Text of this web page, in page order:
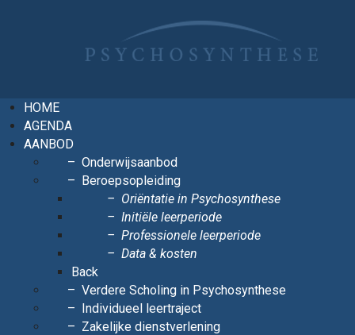
HOME
AGENDA
AANBOD
Onderwijsaanbod
Beroepsopleiding
Oriëntatie in Psychosynthese
Initiële leerperiode
Professionele leerperiode
Data & kosten
Back
Verdere Scholing in Psychosynthese
Individueel leertraject
Zakelijke dienstverlening